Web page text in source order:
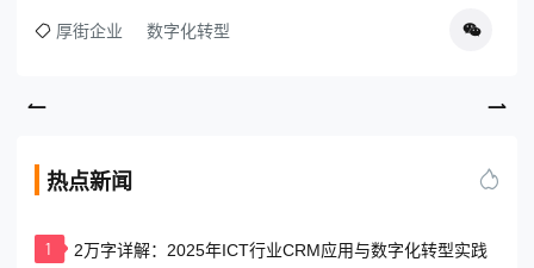
厚街企业 数字化转型
热点新闻
1 2万字详解：2025年ICT行业CRM应用与数字化转型实践